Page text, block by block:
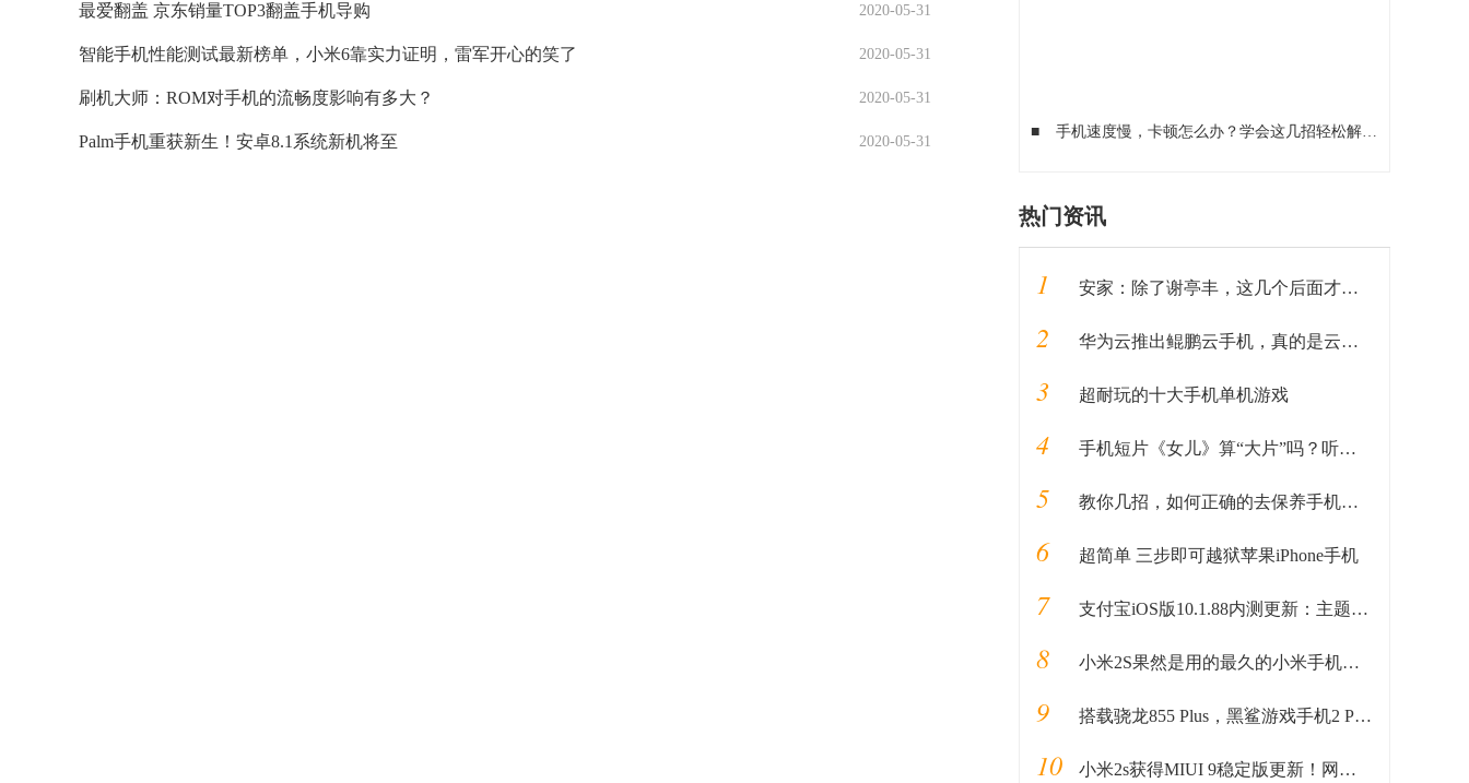
2020-05-31
最爱翻盖 京东销量TOP3翻盖手机导购
2020-05-31
智能手机性能测试最新榜单，小米6靠实力证明，雷军开心的笑了
2020-05-31
刷机大师：ROM对手机的流畅度影响有多大？
2020-05-31
Palm手机重获新生！安卓8.1系统新机将至
■ 手机速度慢，卡顿怎么办？学会这几招轻松解决！赶快收藏
热门资讯
1 安家：除了谢亭丰，这几个后面才出现的老戏骨，比孙俪演得还出彩
2 华为云推出鲲鹏云手机，真的是云上的虚拟手机？
3 超耐玩的十大手机单机游戏
4 手机短片《女儿》算“大片”吗？听专业摄影师讲讲丨揭秘
5 教你几招，如何正确的去保养手机电池！
6 超简单 三步即可越狱苹果iPhone手机
7 支付宝iOS版10.1.88内测更新：主题和图标颜色变深
8 小米2S果然是用的最久的小米手机！堪与iPhone 4一样的情怀
9 搭载骁龙855 Plus，黑鲨游戏手机2 Pro已官网上架
10 小米2s获得MIUI 9稳定版更新！网友：雷军给力！